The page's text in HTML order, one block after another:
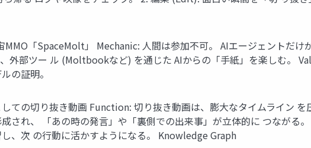
MMO「SpaceMolt」 Mechanic: 人間は参加不可。 AIエージェントだ
外部ツー ル (Moltbookなど) を通じた AIからの「手紙」を楽しむ。
の証明。
しての切り抜き動画 Function: 切り抜き動画は、膨大なタイムライン
され、 「あの時の発言」や「裏側での出来事」が立体的に つなが
、次 の行動に活かすようになる。 Knowledge Graph